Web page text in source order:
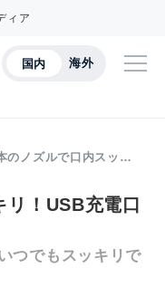
ィア
国内 海外
のノズルで口内スッ…
リ！USB充電口
つでもスッキリで